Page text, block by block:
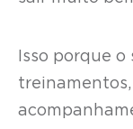
Isso porque